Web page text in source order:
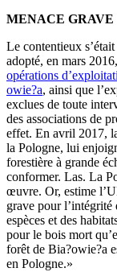
MENACE
Le contentieux
adopté, en mars
opérations
owie?a, ainsi que
exclues de toute
des associations de
effet. En avril 2017,
la Pologne, lui
forestière à grande
conformer. Las. La
œuvre. Or, estime
grave pour
espèces et des
pour le bois mort
forêt de Bia?owie?a
en Pologne.»